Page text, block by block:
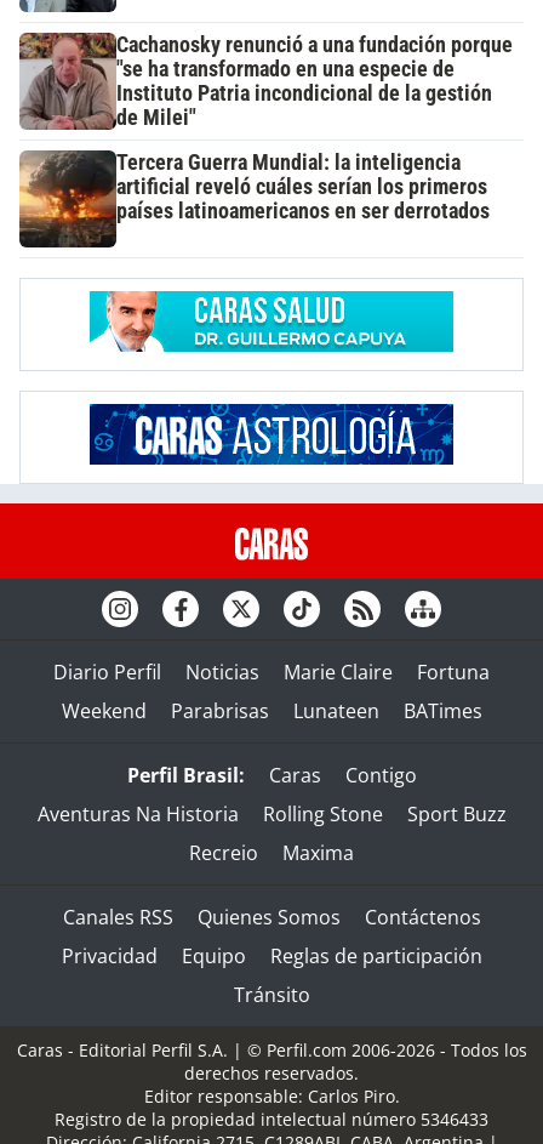
Cachanosky renunció a una fundación porque
"se ha transformado en una especie de
Instituto Patria incondicional de la gestión
de Milei"
Tercera Guerra Mundial: la inteligencia
artificial reveló cuáles serían los primeros
países latinoamericanos en ser derrotados
Diario Perfil Noticias Marie Claire
Fortuna
Weekend
Parabrisas Lunateen BATimes
Perfil Brasil: Caras
Contigo
Aventuras Na Historia
Rolling Stone
Sport Buzz
Recreio
Maxima
Canales RSS Quienes Somos
Contáctenos
Privacidad
Equipo
Reglas de participación
Tránsito
Caras - Editorial Perfil S.A. | © Perfil.com 2006-2026 - Todos los
derechos reservados.
Editor responsable: Carlos Piro.
Registro de la propiedad intelectual número 5346433